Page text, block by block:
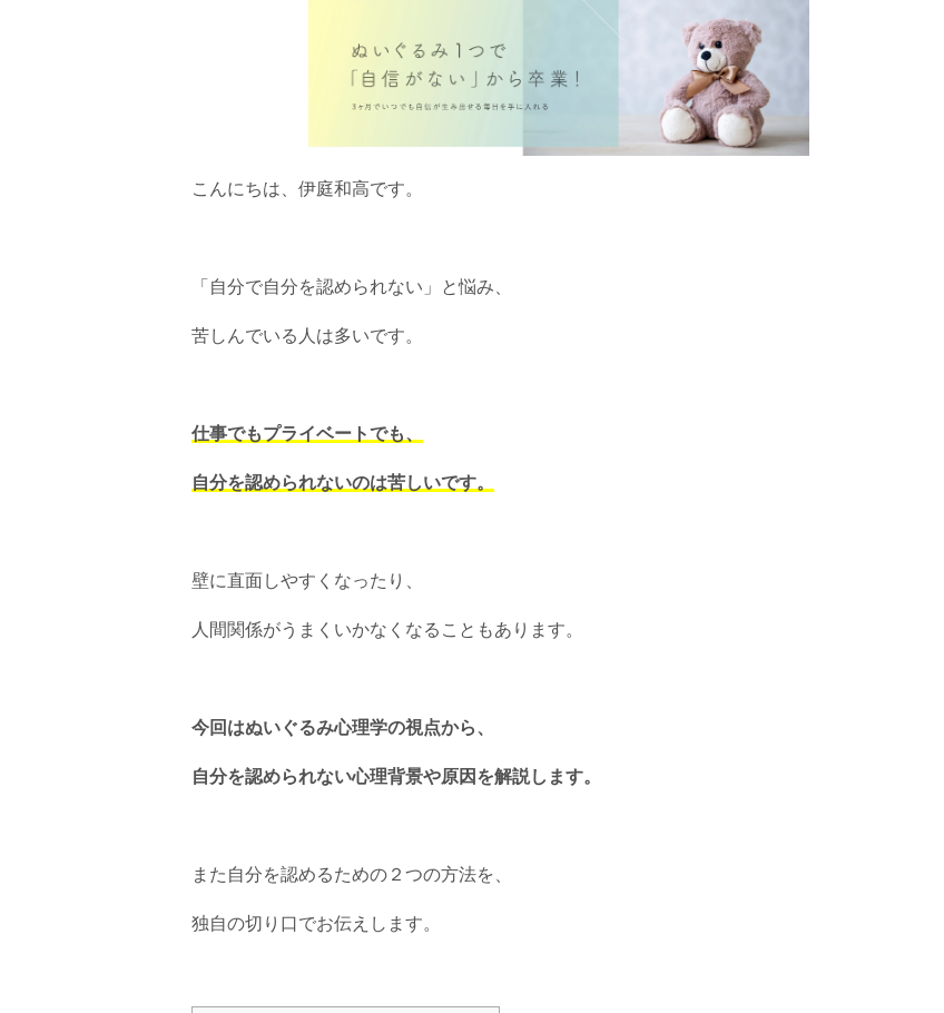
こんにちは、伊庭和高です。
「自分で自分を認められない」と悩み、
苦しんでいる人は多いです。
仕事でもプライベートでも、
自分を認められないのは苦しいです。
壁に直面しやすくなったり、
人間関係がうまくいかなくなることもあります。
今回はぬいぐるみ心理学の視点から、
自分を認められない心理背景や原因を解説します。
また自分を認めるための２つの方法を、
独自の切り口でお伝えします。